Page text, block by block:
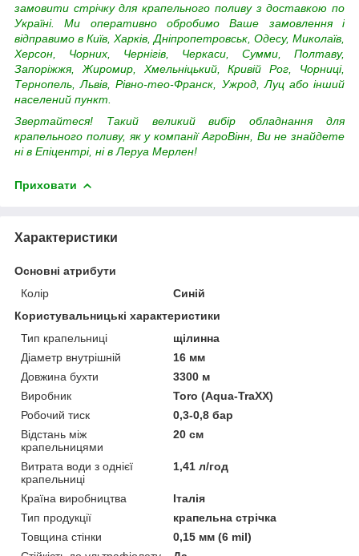
замовити стрічку для крапельного поливу з доставкою по
Україні. Ми оперативно обробимо Ваше замовлення і
відправимо в Київ, Харків, Дніпропетровськ, Одесу, Миколаїв,
Херсон, Чорних, Чернігів, Черкаси, Сумми, Полтаву,
Запоріжжя, Жиромир, Хмельніцький, Кривій Рог, Чорниці,
Тернопель, Львів, Рівно-тео-Франск, Ужрод, Луц або інший
населений пункт.
Звертайтеся! Такий великий вибір обладнання для
крапельного поливу, як у компанії АгроВінн, Ви не знайдете
ні в Епіцентрі, ні в Леруа Мерлен!
Приховати
Характеристики
Основні атрибути
Колір
Синій
Користувальницькі характеристики
Тип крапельниці
щілинна
Діаметр внутрішній
16 мм
Довжина бухти
3300 м
Виробник
Toro (Aqua-TraXX)
Робочий тиск
0,3-0,8 бар
Відстань між
крапельницями
20 см
Витрата води з однієї
крапельниці
1,41 л/год
Країна виробництва
Італія
Тип продукції
крапельна стрічка
Товщина стінки
0,15 мм (6 mil)